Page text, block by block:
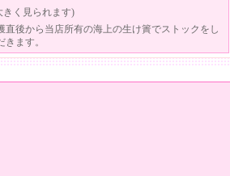
きく見られます)
後から当店所有の海上の生け簀でストックをし
ます。